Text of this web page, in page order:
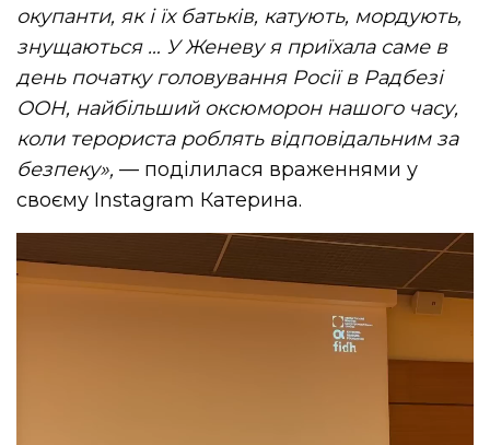
окупанти, як і їх батьків, катують, мордують,
знущаються … У Женеву я приїхала саме в
день початку головування Росії в Радбезі
ООН, найбільший оксюморон нашого часу,
коли терориста роблять відповідальним за
безпеку», — поділилася враженнями у
своєму Instagram Катерина.